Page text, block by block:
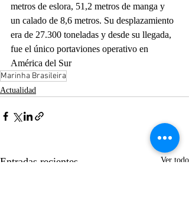
metros de eslora, 51,2 metros de manga y
un calado de 8,6 metros. Su desplazamiento
era de 27.300 toneladas y desde su llegada,
fue el único portaviones operativo en
América del Sur
Marinha Brasileira
Actualidad
Entradas recientes Ver todo